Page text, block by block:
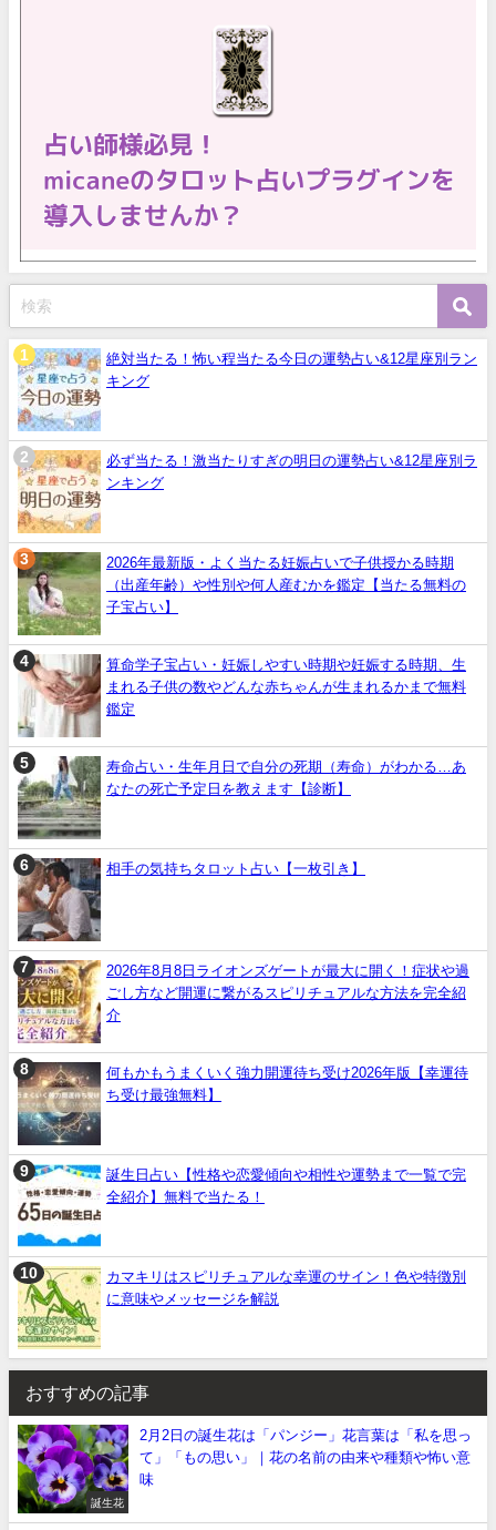
絶対当たる！怖い程当たる今日の運勢占い&12星座別ラン
キング
必ず当たる！激当たりすぎの明日の運勢占い&12星座別ラ
ンキング
2026年最新版・よく当たる妊娠占いで子供授かる時期
（出産年齢）や性別や何人産むかを鑑定【当たる無料の
子宝占い】
算命学子宝占い・妊娠しやすい時期や妊娠する時期、生
まれる子供の数やどんな赤ちゃんが生まれるかまで無料
鑑定
寿命占い・生年月日で自分の死期（寿命）がわかる…あ
なたの死亡予定日を教えます【診断】
相手の気持ちタロット占い【一枚引き】
2026年8月8日ライオンズゲートが最大に開く！症状や過
ごし方など開運に繋がるスピリチュアルな方法を完全紹
介
何もかもうまくいく強力開運待ち受け2026年版【幸運待
ち受け最強無料】
誕生日占い【性格や恋愛傾向や相性や運勢まで一覧で完
全紹介】無料で当たる！
カマキリはスピリチュアルな幸運のサイン！色や特徴別
に意味やメッセージを解説
おすすめの記事
誕生花
2月2日の誕生花は「パンジー」花言葉は「私を思っ
て」「もの思い」｜花の名前の由来や種類や怖い意
味